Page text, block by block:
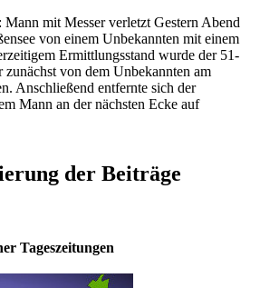
Mann mit Messer verletzt Gestern Abend
von einem Unbekannten mit einem
Ermittlungsstand wurde der 51-
zunächst von dem Unbekannten am
Anschließend entfernte sich der
Mann an der nächsten Ecke auf
der Beiträge
Tageszeitungen